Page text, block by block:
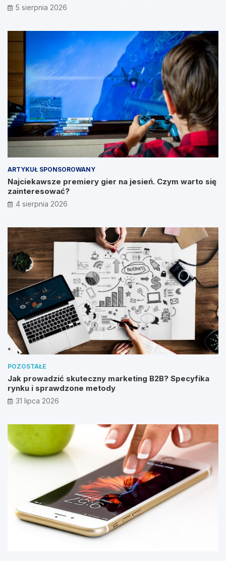
5 sierpnia 2026
ARTYKUŁ SPONSOROWANY
Najciekawsze premiery gier na jesień. Czym warto się
zainteresować?
4 sierpnia 2026
POZOSTAŁE
Jak prowadzić skuteczny marketing B2B? Specyfika
rynku i sprawdzone metody
31 lipca 2026